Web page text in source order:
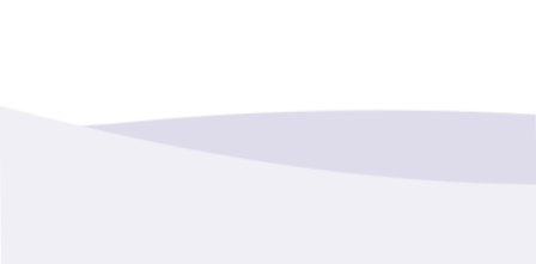
GOBERNACION PROVINCIAL DE TALCA